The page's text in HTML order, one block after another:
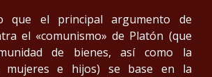
que el principal argumento de
el «comunismo» de Platón (que
de bienes, así como la
mujeres e hijos) se base en la